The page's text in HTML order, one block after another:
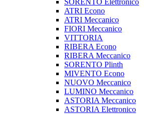
SORENTO Elettronico
ATRI Econo
ATRI Meccanico
FIORI Meccanico
VITTORIA
RIBERA Econo
RIBERA Meccanico
SORENTO Plinth
MIVENTO Econo
NUOVO Meccanico
LUMINO Meccanico
ASTORIA Meccanico
ASTORIA Elettronico